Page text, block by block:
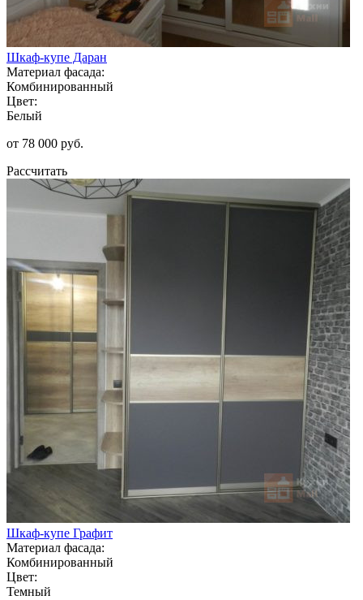
Шкаф-купе Даран
Материал фасада:
Комбинированный
Цвет:
Белый
от 78 000 руб.
Рассчитать
Шкаф-купе Графит
Материал фасада:
Комбинированный
Цвет:
Темный